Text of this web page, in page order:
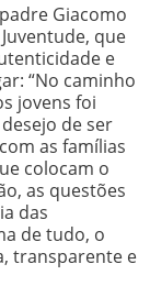
Giacomo
que
e
“No caminho
jovens foi
de ser
as famílias
colocam o
as questões
das
de tudo, o
transparente e